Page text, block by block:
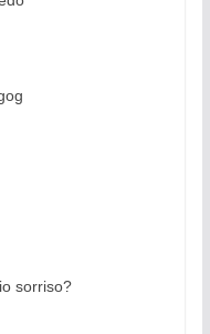
sorriso?